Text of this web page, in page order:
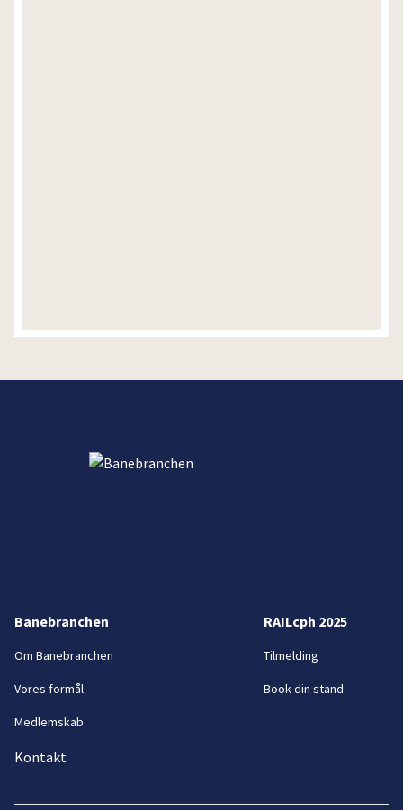
Banebranchen
Om Banebranchen
Vores formål
Medlemskab
Kontakt
RAILcph 2025
Tilmelding
Book din stand